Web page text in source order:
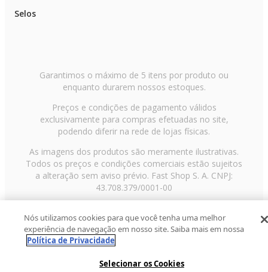
Selos
Garantimos o máximo de 5 itens por produto ou
enquanto durarem nossos estoques.
Preços e condições de pagamento válidos
exclusivamente para compras efetuadas no site,
podendo diferir na rede de lojas físicas.
As imagens dos produtos são meramente ilustrativas.
Todos os preços e condições comerciais estão sujeitos
a alteração sem aviso prévio. Fast Shop S. A. CNPJ:
43.708.379/0001-00
Paulo/SP, CEP 02029-001, Telefone: 11 3003-3728 ©
2013 Fast Shop - Todos os direitos reservadosRF
Nós utilizamos cookies para que você tenha uma melhor
experiência de navegação em nosso site. Saiba mais em nossa
Política de Privacidade
Selecionar os Cookies